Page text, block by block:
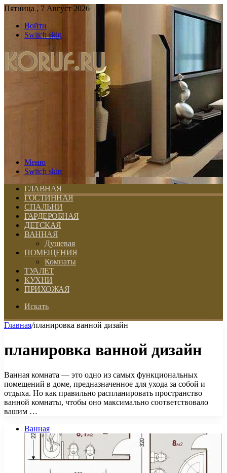
Пятница , 7 Август 2026
Войти
Switch skin
Меню
Switch skin
ГЛАВНАЯ
ГОСТИННАЯ
СПАЛЬНИ
ГАРДЕРОБНАЯ
ДЕТСКАЯ
ВАННАЯ
Душевая
ПОМЕЩЕНИЯ
Комнаты
ТУАЛЕТ
КУХНИ
ПРИХОЖАЯ
Искать
Главная/планировка ванной дизайн
планировка ванной дизайн
Ванная комната — это одно из самых функциональных
помещений в доме, предназначенное для ухода за собой и
отдыха. Но как правильно распланировать пространство
ванной комнаты, чтобы оно максимально соответствовало
вашим …
Ванная